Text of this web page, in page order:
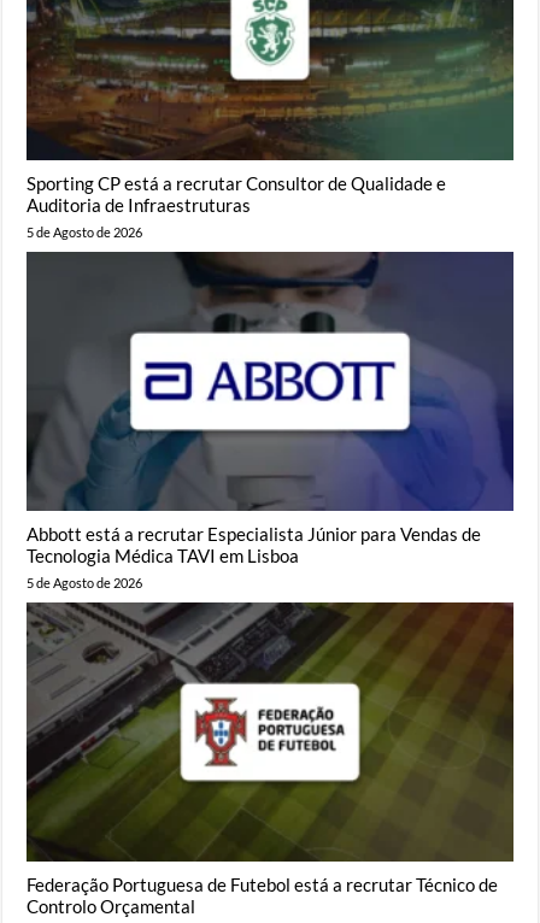
Sporting CP está a recrutar Consultor de Qualidade e
Auditoria de Infraestruturas
5 de Agosto de 2026
Abbott está a recrutar Especialista Júnior para Vendas de
Tecnologia Médica TAVI em Lisboa
5 de Agosto de 2026
Federação Portuguesa de Futebol está a recrutar Técnico de
Controlo Orçamental